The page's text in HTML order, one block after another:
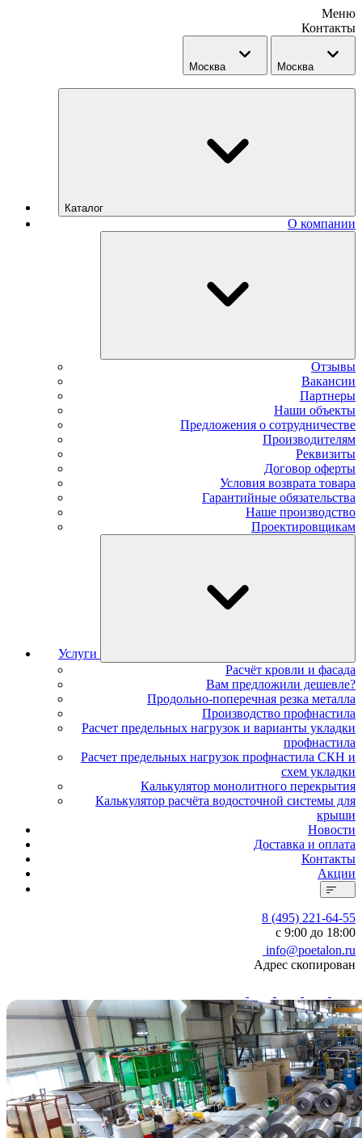
Меню
Контакты
Москва Москва
Каталог
О компании
Отзывы
Вакансии
Партнеры
Наши объекты
Предложения о сотрудничестве
Производителям
Реквизиты
Договор оферты
Условия возврата товара
Гарантийные обязательства
Наше производство
Проектировщикам
Услуги
Расчёт кровли и фасада
Вам предложили дешевле?
Продольно-поперечная резка металла
Производство профнастила
Расчет предельных нагрузок и варианты укладки
профнастила
Расчет предельных нагрузок профнастила СКН и
схем укладки
Калькулятор монолитного перекрытия
Калькулятор расчёта водосточной системы для
крыши
Новости
Доставка и оплата
Контакты
Акции
8 (495) 221-64-55
с 9:00 до 18:00
info@poetalon.ru
Адрес скопирован